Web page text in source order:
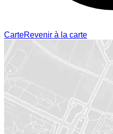
CarteRevenir à la carte